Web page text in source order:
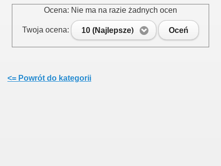
Ocena: Nie ma na razie żadnych ocen
Twoja ocena: 10 (Najlepsze) Oceń
<= Powrót do kategorii